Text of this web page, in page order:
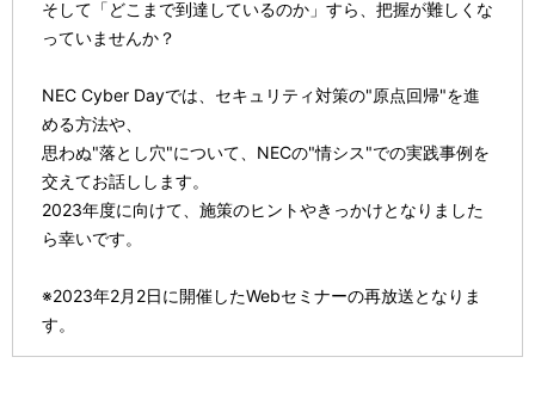
そして「どこまで到達しているのか」すら、把握が難しくな
っていませんか？
NEC Cyber Dayでは、セキュリティ対策の"原点回帰"を進
める方法や、
思わぬ"落とし穴"について、NECの"情シス"での実践事例を
交えてお話しします。
2023年度に向けて、施策のヒントやきっかけとなりました
ら幸いです。
※2023年2月2日に開催したWebセミナーの再放送となりま
す。